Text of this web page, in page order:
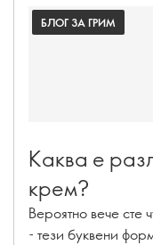
БЛОГ ЗА ГРИМ
Каква е
крем?
Вероятно вече
- тези буквени